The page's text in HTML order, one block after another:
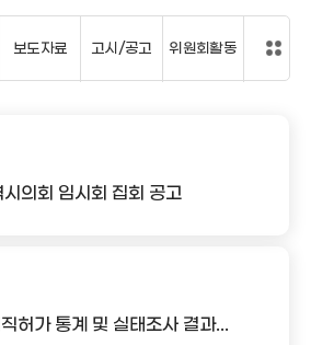
의회 임시회 집회 공고
허가 통계 및 실태조사 결과...
보도자료 고시/공고 위원회활동